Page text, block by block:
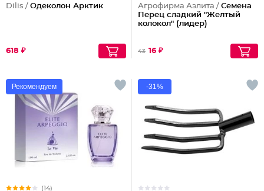
Dilis / Одеколон Арктик
618 ₽
Агрофирма Аэлита / Семена
Перец сладкий "Желтый
колокол" (лидер)
43 16 ₽
Рекомендуем
(14)
-31%